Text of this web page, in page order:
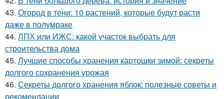
43. Огород в тени: 10 растений, которые будут расти
даже в полумраке
44. ЛПХ или ИЖС: какой участок выбрать для
строительства дома
45. Лучшие способы хранения картошки зимой: секреты
долгого сохранения урожая
46. Секреты долгого хранения яблок: полезные советы и
рекомендации